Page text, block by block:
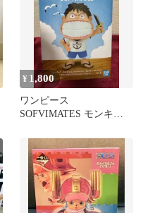
¥ 1,800
ワンピース
SOFVIMATES モンキ
ア